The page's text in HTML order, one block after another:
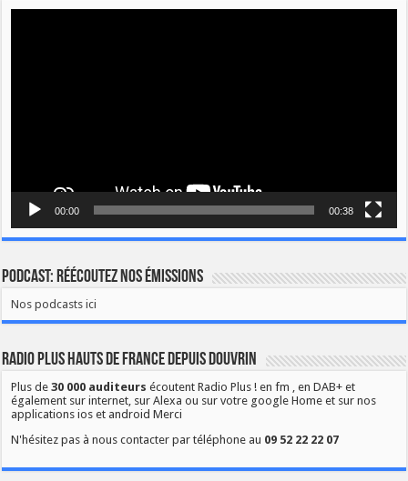
00:00 00:38
Podcast: Réécoutez nos émissions
Nos podcasts ici
Radio Plus Hauts de France depuis Douvrin
Plus de30 000 auditeurs écoutent Radio Plus ! en fm , en DAB+ et
également sur internet, sur Alexa ou sur votre google Home et sur nos
applications ios et android Merci
N'hésitez pas à nous contacter par téléphone au 09 52 22 22 07